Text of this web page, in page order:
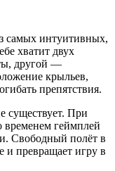
самых интуитивных,
хватит двух
другой —
крыльев,
препятствия.
существует. При
временем геймплей
Свободный полёт в
и превращает игру в